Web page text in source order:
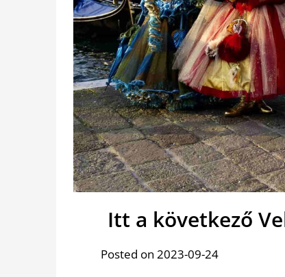
Itt a következő
Posted on 2023-09-24